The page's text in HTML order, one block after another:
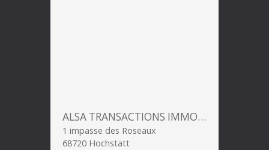
ALSA TRANSACTIONS IMMOBILIERES
1 impasse des Roseaux
68720 Hochstatt